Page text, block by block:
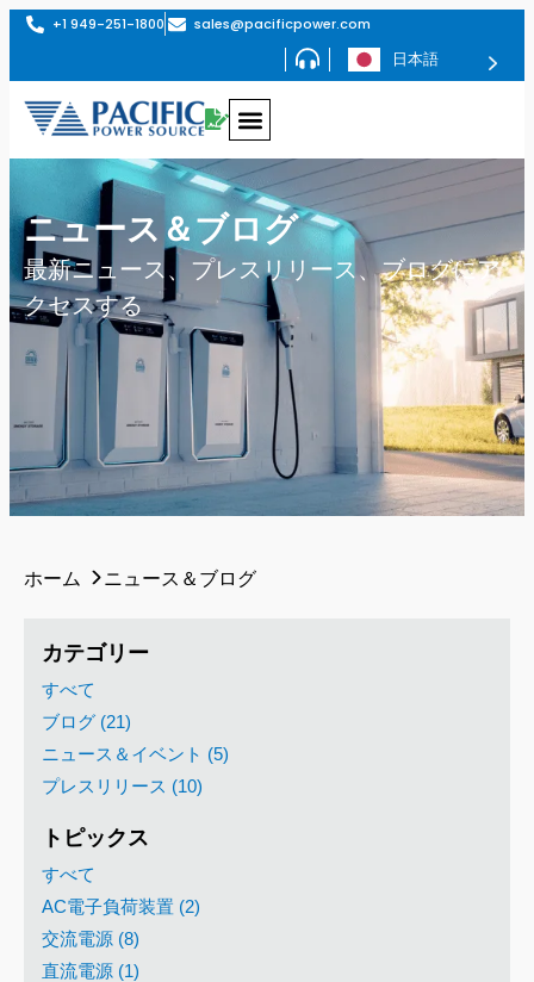
+1 949-251-1800 sales@pacificpower.com
日本語
ニュース＆ブログ
最新ニュース、プレスリリース、ブログにア
クセスする
ホーム ニュース＆ブログ
カテゴリー
すべて
ブログ (21)
ニュース＆イベント (5)
プレスリリース (10)
トピックス
すべて
AC電子負荷装置 (2)
交流電源 (8)
直流電源 (1)